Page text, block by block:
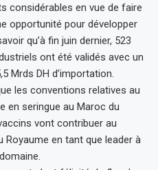
considérables en vue de faire
opportunité pour développer
qu’à fin juin dernier, 523
ont été validés avec un
Mrds DH d’importation.
les conventions relatives au
en seringue au Maroc du
vont contribuer au
en tant que leader à